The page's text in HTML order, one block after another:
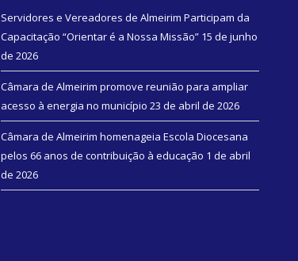
Servidores e Vereadores de Almeirim Participam da
Capacitação “Orientar é a Nossa Missão” 15 de junho
de 2026
Câmara de Almeirim promove reunião para ampliar
acesso à energia no município 23 de abril de 2026
Câmara de Almeirim homenageia Escola Diocesana
pelos 66 anos de contribuição à educação 1 de abril
de 2026